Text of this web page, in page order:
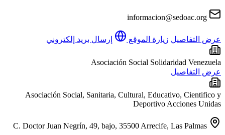
informacion@sedoac.org
عرض التفاصيل زيارة الموقع إرسال بريد إلكتروني
Asociación Social Solidaridad Venezuela
عرض التفاصيل
Asociación Social, Sanitaria, Cultural, Educativo, Cientifico y
Deportivo Acciones Unidas
C. Doctor Juan Negrín, 49, bajo, 35500 Arrecife, Las Palmas